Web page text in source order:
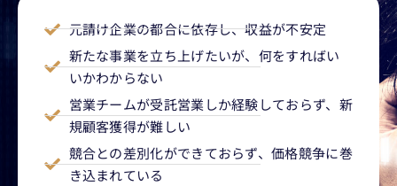
元請け企業の都合に依存し、収益が不安定
新たな事業を立ち上げたいが、何をすればい
いかわからない
営業チームが受託営業しか経験しておらず、新
規顧客獲得が難しい
競合との差別化ができておらず、価格競争に巻
き込まれている